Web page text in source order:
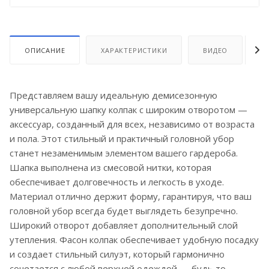
ОПИСАНИЕ ХАРАКТЕРИСТИКИ ВИДЕО
Представляем вашу идеальную демисезонную
универсальную шапку колпак с широким отворотом —
аксессуар, созданный для всех, независимо от возраста
и пола. Этот стильный и практичный головной убор
станет незаменимым элементом вашего гардероба.
Шапка выполнена из смесовой нитки, которая
обеспечивает долговечность и легкость в уходе.
Материал отлично держит форму, гарантируя, что ваш
головной убор всегда будет выглядеть безупречно.
Широкий отворот добавляет дополнительный слой
утепления. Фасон колпак обеспечивает удобную посадку
и создает стильный силуэт, который гармонично